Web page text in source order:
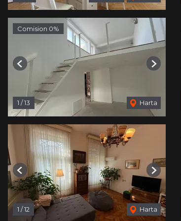
Comision 0%
1 /13 Harta
Previous Next
1 /12 Harta
Previous Next